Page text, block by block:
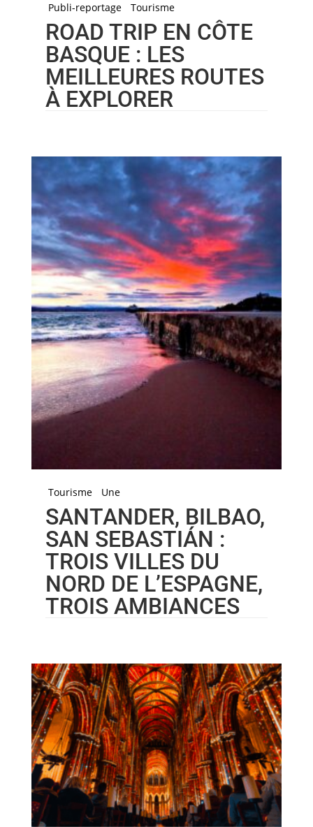
Publi-reportage Tourisme
ROAD TRIP EN CÔTE
BASQUE : LES
MEILLEURES ROUTES
À EXPLORER
Tourisme Une
SANTANDER, BILBAO,
SAN SEBASTIÁN :
TROIS VILLES DU
NORD DE L’ESPAGNE,
TROIS AMBIANCES